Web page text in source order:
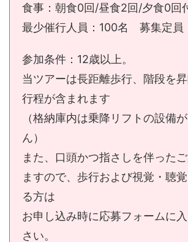
食事：朝食0回/昼食2回/夕食0回
最少催行人員：100名 募集定員
参加条件：12歳以上。
当ツアーは長距離歩行、階段を
行程が含まれます
（格納庫内は乗降リフトの設備
ん）
また、口頭かつ指さしを伴った
ますので、歩行および視覚・聴
る方は
お申し込み時に応募フォームに
さい。